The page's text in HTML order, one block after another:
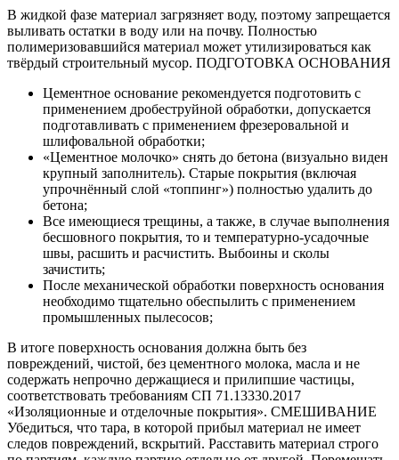
В жидкой фазе материал загрязняет воду, поэтому запрещается
выливать остатки в воду или на почву. Полностью
полимеризовавшийся материал может утилизироваться как
твёрдый строительный мусор. ПОДГОТОВКА ОСНОВАНИЯ
Цементное основание рекомендуется подготовить с
применением дробеструйной обработки, допускается
подготавливать с применением фрезеровальной и
шлифовальной обработки;
«Цементное молочко» снять до бетона (визуально виден
крупный заполнитель). Старые покрытия (включая
упрочнённый слой «топпинг») полностью удалить до
бетона;
Все имеющиеся трещины, а также, в случае выполнения
бесшовного покрытия, то и температурно-усадочные
швы, расшить и расчистить. Выбоины и сколы
зачистить;
После механической обработки поверхность основания
необходимо тщательно обеспылить с применением
промышленных пылесосов;
В итоге поверхность основания должна быть без
повреждений, чистой, без цементного молока, масла и не
содержать непрочно держащиеся и прилипшие частицы,
соответствовать требованиям СП 71.13330.2017
«Изоляционные и отделочные покрытия». СМЕШИВАНИЕ
Убедиться, что тара, в которой прибыл материал не имеет
следов повреждений, вскрытий. Расставить материал строго